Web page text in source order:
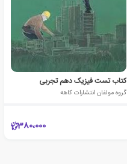
کتاب تست فیزیک دهم تجربی
گروه مولفان انتشارات کاهه
380،000